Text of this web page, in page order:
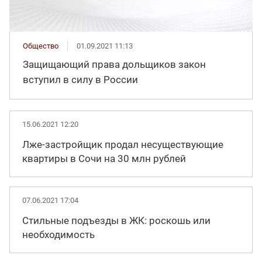
Общество 01.09.2021 11:13
Защищающий права дольщиков закон
вступил в силу в России
15.06.2021 12:20
Лже-застройщик продал несуществующие
квартиры в Сочи на 30 млн рублей
07.06.2021 17:04
Стильные подъезды в ЖК: роскошь или
необходимость